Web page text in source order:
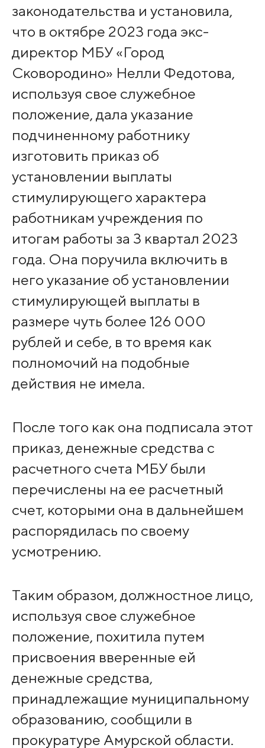
законодательства и установила,
что в октябре 2023 года экс-
директор МБУ «Город
Сковородино» Нелли Федотова,
используя свое служебное
положение, дала указание
подчиненному работнику
изготовить приказ об
установлении выплаты
стимулирующего характера
работникам учреждения по
итогам работы за 3 квартал 2023
года. Она поручила включить в
него указание об установлении
стимулирующей выплаты в
размере чуть более 126 000
рублей и себе, в то время как
полномочий на подобные
действия не имела.
После того как она подписала этот
приказ, денежные средства с
расчетного счета МБУ были
перечислены на ее расчетный
счет, которыми она в дальнейшем
распорядилась по своему
усмотрению.
Таким образом, должностное лицо,
используя свое служебное
положение, похитила путем
присвоения вверенные ей
денежные средства,
принадлежащие муниципальному
образованию, сообщили в
прокуратуре Амурской области.